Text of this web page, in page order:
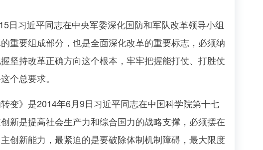
习近平同志在中央军委深化国防和军队改革领导小组
重要组成部分，也是全面深化改革的重要标志，必须纳
坚持改革正确方向这个根本，牢牢把握能打仗、打胜仗
个总要求。
》是2014年6月9日习近平同志在中国科学院第十七
新是提高社会生产力和综合国力的战略支撑，必须摆在
创新能力，最紧迫的是要破除体制机制障碍，最大限度